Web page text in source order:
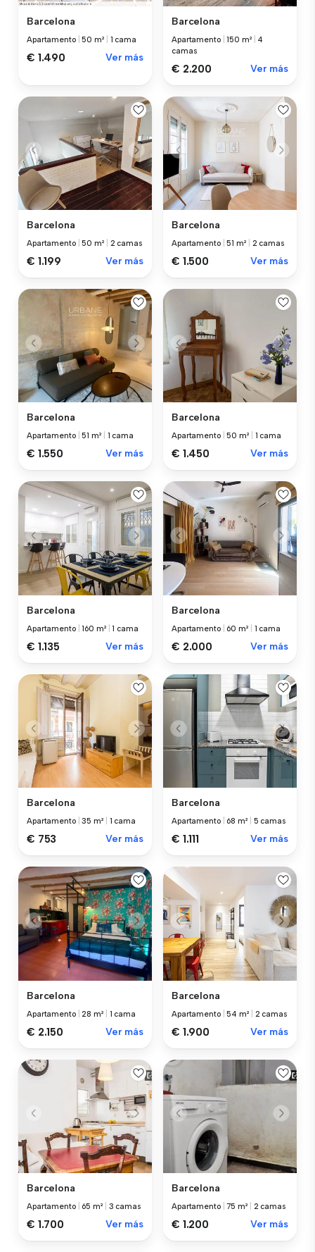
Barcelona
Apartamento |50 m² 1 cama
€ 1.490 Ver más
Barcelona
Apartamento |150 m²
4
camas
€ 2.200 Ver más
Barcelona
Apartamento |50 m² 2 camas
€ 1.199 Ver más
Barcelona
Apartamento |51 m² 2 camas
€ 1.500 Ver más
Barcelona
Apartamento |51 m² 1 cama
€ 1.550 Ver más
Barcelona
Apartamento |50 m² 1 cama
€ 1.450 Ver más
Barcelona
Apartamento |160 m² |1 cama
€ 1.135 Ver más
Barcelona
Apartamento 60 m² 1 cama
€ 2.000 Ver más
Barcelona
Apartamento |35 m² 1 cama
€ 753 Ver más
Barcelona
Apartamento 68 m² 5 camas
€ 1.111 Ver más
Barcelona
Apartamento |28 m² 1 cama
€ 2.150 Ver más
Barcelona
Apartamento |54 m² 2 camas
€ 1.900 Ver más
Barcelona
Apartamento 65 m² 3 camas
€ 1.700 Ver más
Barcelona
Apartamento |75 m² 2 camas
€ 1.200 Ver más